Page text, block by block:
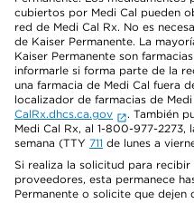
cubiertos por Medi Cal pueden
red de Medi Cal Rx. No es
de Kaiser Permanente. La
Kaiser Permanente son
informarle si forma parte de la
una farmacia de Medi Cal fuera
localizador de farmacias de
CalRx.dhcs.ca.gov
. También
Medi Cal Rx, al 1-800-977-2273,
semana (TTY 711 de lunes a
Si realiza la solicitud para
proveedores, esta permanece
Permanente o solicite que dejen